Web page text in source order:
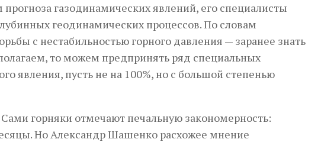
газодинамических явлений, его специалисты
геодинамических процессов. По словам
с нестабильностью горного давления — заранее знать
то можем предпринять ряд специальных
явления, пусть не на 100%, но с большой степенью
горняки отмечают печальную закономерность:
Но Александр Шашенко расхожее мнение